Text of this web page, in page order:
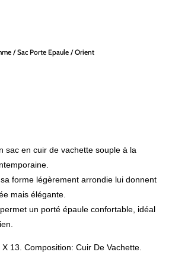
/Sac Porte Epaule / Orient
sac en cuir de vachette souple à la
forme légèrement arrondie lui donnent
mais élégante.
un porté épaule confortable, idéal
13. Composition: Cuir De Vachette.